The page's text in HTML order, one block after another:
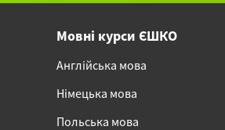
Мовні курси ЄШКО
Англійська мова
Німецька мова
Польська мова